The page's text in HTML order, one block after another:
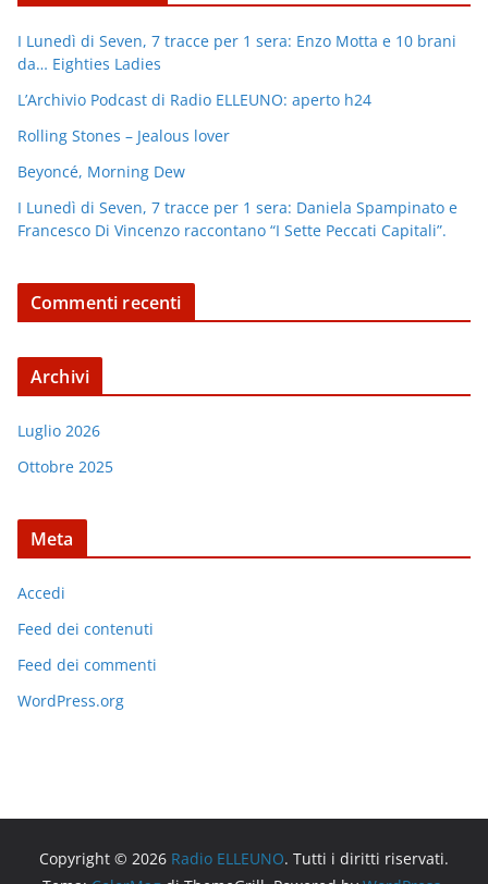
I Lunedì di Seven, 7 tracce per 1 sera: Enzo Motta e 10 brani
da… Eighties Ladies
L’Archivio Podcast di Radio ELLEUNO: aperto h24
Rolling Stones – Jealous lover
Beyoncé, Morning Dew
I Lunedì di Seven, 7 tracce per 1 sera: Daniela Spampinato e
Francesco Di Vincenzo raccontano “I Sette Peccati Capitali”.
Commenti recenti
Archivi
Luglio 2026
Ottobre 2025
Meta
Accedi
Feed dei contenuti
Feed dei commenti
WordPress.org
Copyright © 2026 Radio ELLEUNO. Tutti i diritti riservati.